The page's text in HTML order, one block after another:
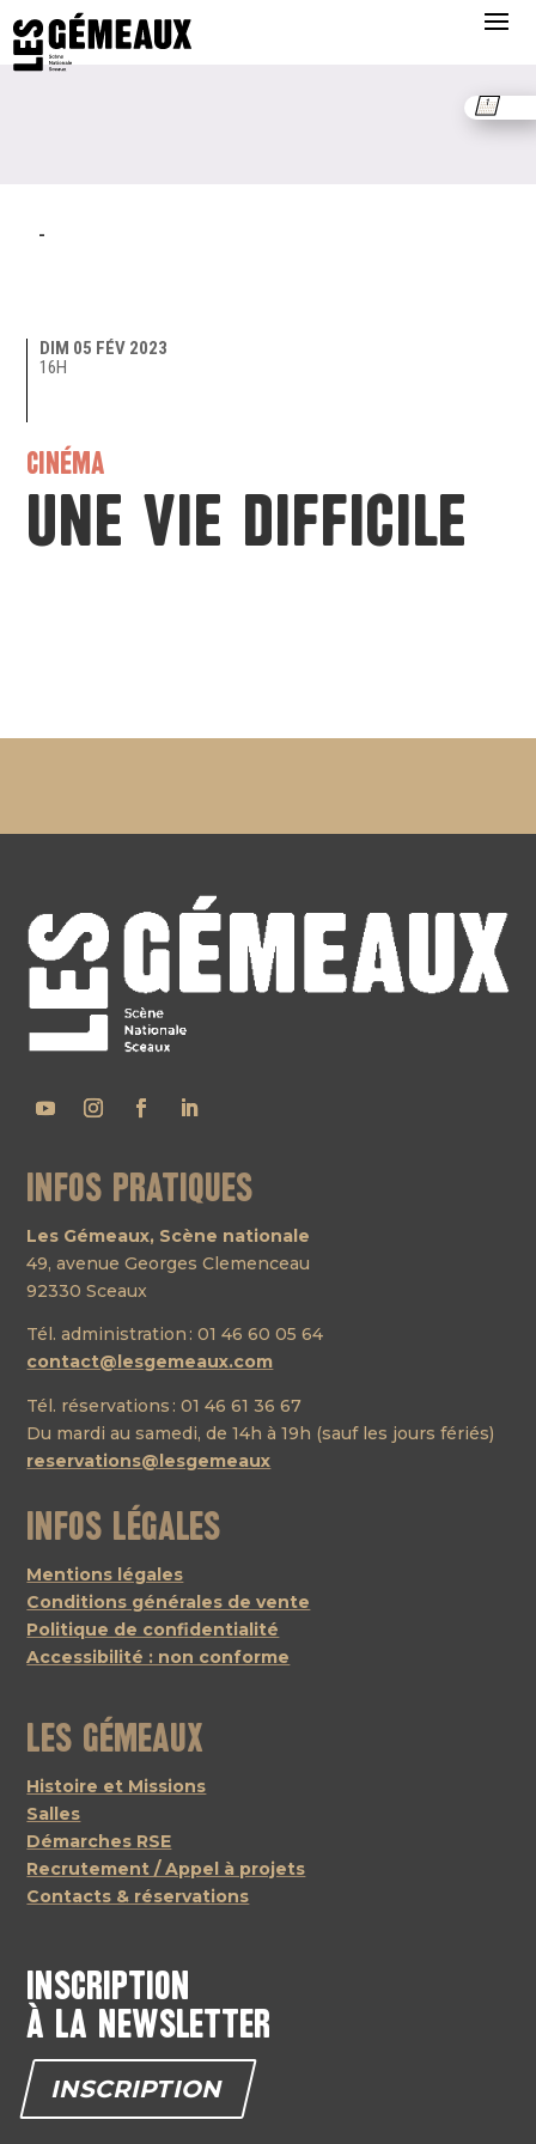
-
DIM 05 FÉV 2023
16H
CINÉMA
Une vie difficile
Infos pratiques
Les Gémeaux, Scène nationale
49, avenue Georges Clemenceau
92330 Sceaux
Tél. administration : 01 46 60 05 64
contact@lesgemeaux.com
Tél. réservations : 01 46 61 36 67
Du mardi au samedi, de 14h à 19h (sauf les jours fériés)
reservations@lesgemeaux
Infos légales
Mentions légales
Conditions générales de vente
Politique de confidentialité
Accessibilité : non conforme
Les Gémeaux
Histoire et Missions
Salles
Démarches RSE
Recrutement / Appel à projets
Contacts & réservations
Inscription
à la newsletter
INSCRIPTION